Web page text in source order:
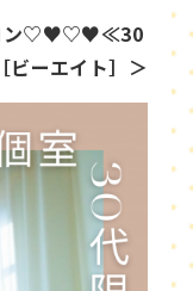
コン♡♥♡♥≪30
ーエイト］＞